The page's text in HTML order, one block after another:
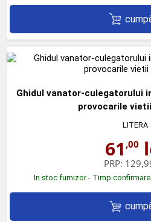
Ghidul vanator-culegatorului
provocarile
LITERA
61 ,00
PRP:
In stoc furnizor - Timp